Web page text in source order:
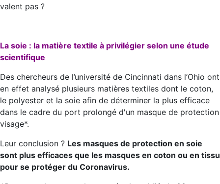
valent pas ?
La soie : la matière textile à privilégier selon une étude
scientifique
Des chercheurs de l’université de Cincinnati dans l’Ohio ont
en effet analysé plusieurs matières textiles dont le coton,
le polyester et la soie afin de déterminer la plus efficace
dans le cadre du port prolongé d'un masque de protection
visage*.
Leur conclusion ? Les masques de protection en soie
sont plus efficaces que les masques en coton ou en tissu
pour se protéger du Coronavirus.